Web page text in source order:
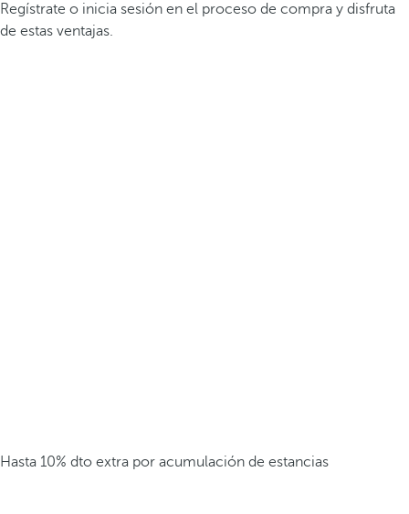
Regístrate o inicia sesión en el proceso de compra y disfruta
de estas ventajas.
Hasta 10% dto extra por acumulación de estancias